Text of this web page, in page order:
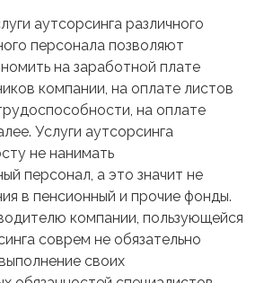
аутсорсинга различного
персонала позволяют
на заработной плате
компании, на оплате листов
на оплате
Услуги аутсорсинга
не нанимать
персонал, а это значит не
в пенсионный и прочие фонды.
компании, пользующейся
соврем не обязательно
своих